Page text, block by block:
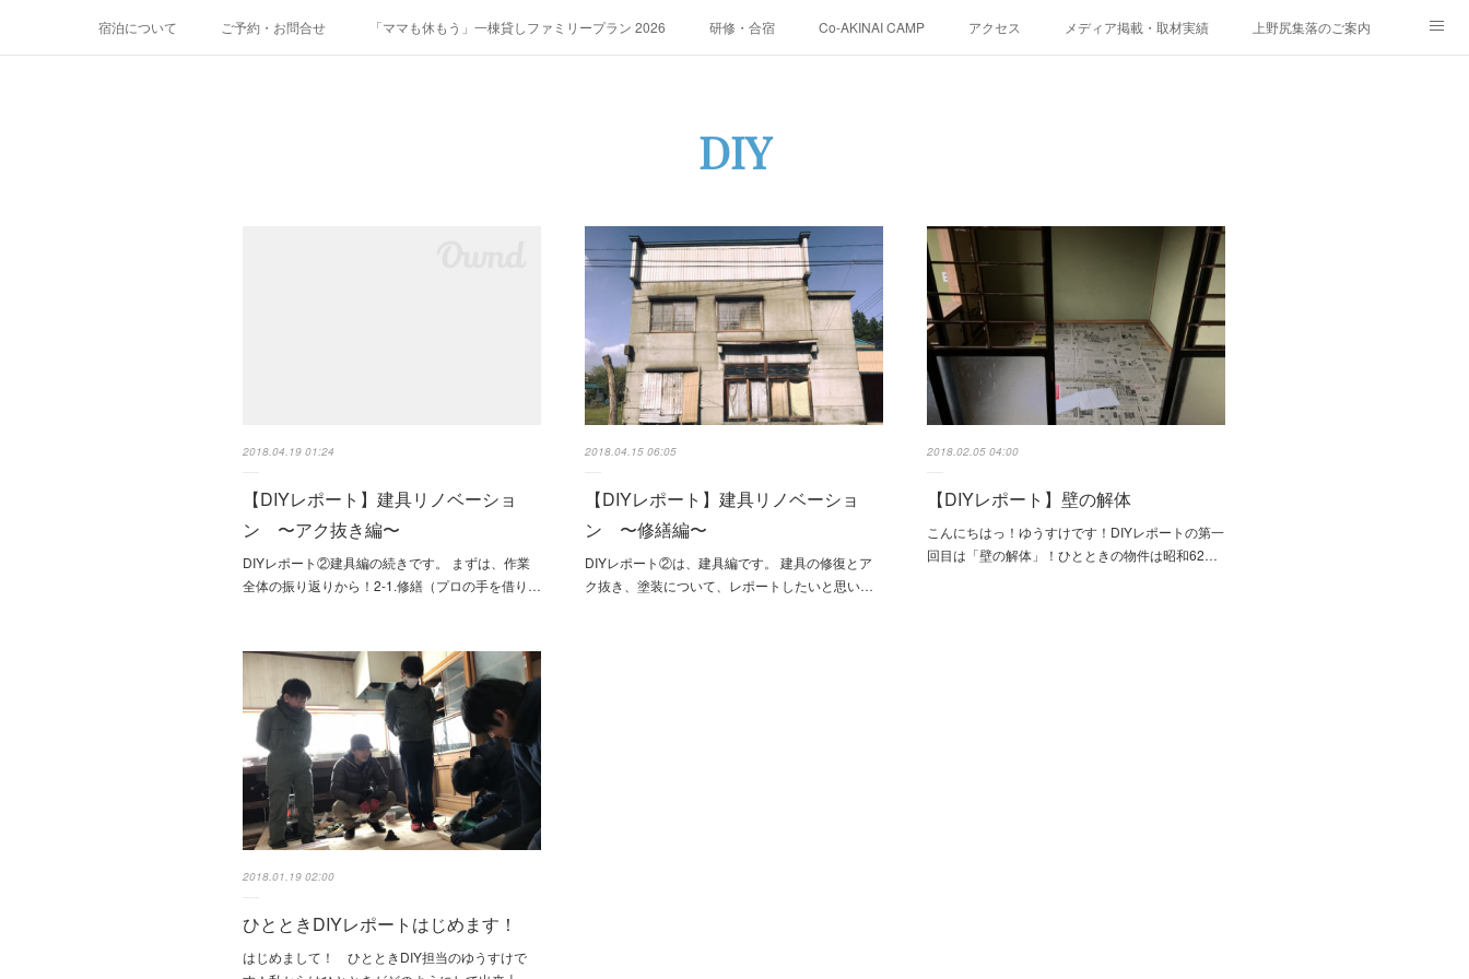
宿泊について ご予約・お問合せ 「ママも休もう」一棟貸しファミリープラン 2026 研修・合宿 Co-AKINAI CAMP アクセス メディア掲載・取材実績 上野尻集落のご案内
DIY
2018.04.19 01:24
【DIYレポート】建具リノベーショ
ン 〜アク抜き編〜
DIYレポート②建具編の続きです。 まずは、作業
全体の振り返りから！2-1.修繕（プロの手を借り…
2018.04.15 06:05
【DIYレポート】建具リノベーショ
ン 〜修繕編〜
DIYレポート②は、建具編です。 建具の修復とア
ク抜き、塗装について、レポートしたいと思い…
2018.02.05 04:00
【DIYレポート】壁の解体
こんにちはっ！ゆうすけです！DIYレポートの第一
回目は「壁の解体」！ひとときの物件は昭和62…
2018.01.19 02:00
ひとときDIYレポートはじめます！
はじめまして！ ひとときDIY担当のゆうすけで